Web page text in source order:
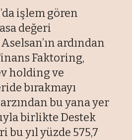
işlem gören
değeri
ardından
Faktoring,
holding ve
bırakmayı
bu yana yer
birlikte Destek
bu yıl yüzde 575,7